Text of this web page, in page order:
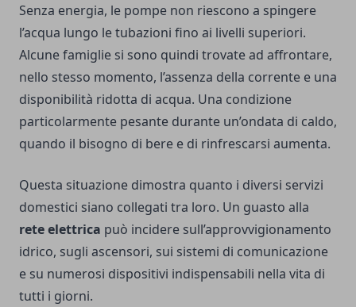
Senza energia, le pompe non riescono a spingere
l’acqua lungo le tubazioni fino ai livelli superiori.
Alcune famiglie si sono quindi trovate ad affrontare,
nello stesso momento, l’assenza della corrente e una
disponibilità ridotta di acqua. Una condizione
particolarmente pesante durante un’ondata di caldo,
quando il bisogno di bere e di rinfrescarsi aumenta.
Questa situazione dimostra quanto i diversi servizi
domestici siano collegati tra loro. Un guasto alla
rete elettrica può incidere sull’approvvigionamento
idrico, sugli ascensori, sui sistemi di comunicazione
e su numerosi dispositivi indispensabili nella vita di
tutti i giorni.